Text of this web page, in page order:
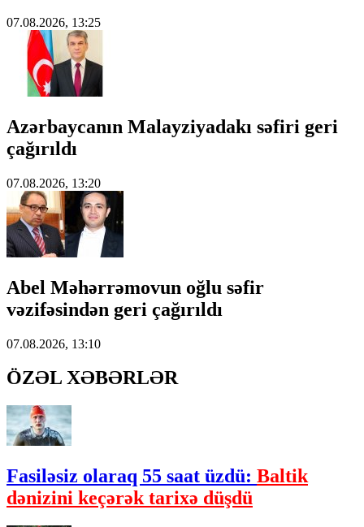
07.08.2026, 13:25
Azərbaycanın Malayziyadakı səfiri geri
çağırıldı
07.08.2026, 13:20
Abel Məhərrəmovun oğlu səfir
vəzifəsindən geri çağırıldı
07.08.2026, 13:10
ÖZƏL XƏBƏRLƏR
Fasiləsiz olaraq 55 saat üzdü: Baltik
dənizini keçərək tarixə düşdü